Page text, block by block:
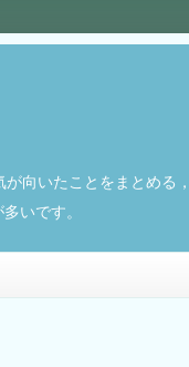
向いたことをまとめる
いです。